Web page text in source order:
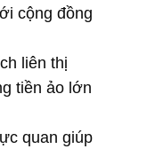
cộng đồng
liên thị
tiền ảo lớn
quan giúp